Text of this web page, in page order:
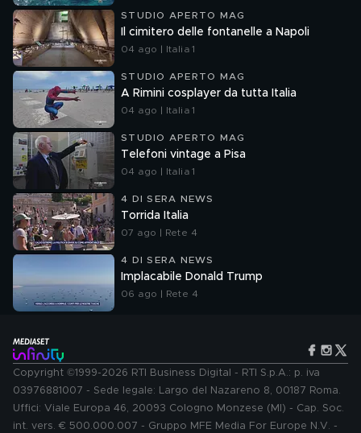
STUDIO APERTO MAG
Il cimitero delle fontanelle a Napoli
04 ago | Italia 1
STUDIO APERTO MAG
A Rimini cosplayer da tutta Italia
04 ago | Italia 1
STUDIO APERTO MAG
Telefoni vintage a Pisa
04 ago | Italia 1
4 DI SERA NEWS
Torrida Italia
07 ago | Rete 4
4 DI SERA NEWS
Implacabile Donald Trump
06 ago | Rete 4
Copyright ©1999-2026 RTI Business Digital - RTI S.p.A.: p. iva
03976881007 - Sede legale: Largo del Nazareno 8, 00187 Roma.
Uffici: Viale Europa 46, 20093 Cologno Monzese (MI) - Cap. Soc.
int. vers. € 500.000.007 - Gruppo MFE Media For Europe N.V. -